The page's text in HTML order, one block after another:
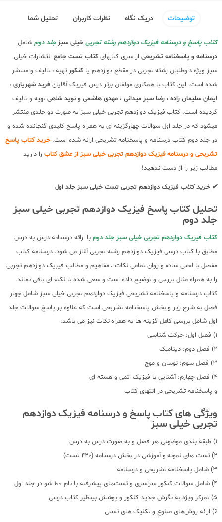
توضیحات دریک نگاه نظرات کاربران تحلیل شما
کتاب پاسخ و درسنامه فیزیک دوازدهم رشته تجربی خیلی سبز جلد دوم شامل
درسنامه و پاسخنامه تشریحی از سری کتابهای کتاب تست جامع انتشارات خیلی
سبز ویژه داوطلبان رشته تجربی در مقطع دوازدهم یا کنکور تهیه ، تالیف و منتشر
شده است. این کتاب با همکاری مولفان برتر درس فیزیک آقایان فرید شهریاری ،
ایمان سلیمان زاده ، رضا سبز میدانی ، مهدی هاشمی و نوید شاهی تهیه و تالیف
گردیده است. کتاب فیزیک دوازدهم تجربی خیلی سبز به صورت دو جلدی منتشر
میشود که در جلد اول سوالات چهارگزینه ای به همراه پاسخ کلیدی گنجانده شده و
در جلد دوم کتاب درسنامه و پاسخنامه تشریحی ارائه شده است. خرید کتاب پاسخ
تشریحی و درسنامه فیزیک دوازدهم تجربی خیلی سبز از عشق کتاب را دارید
مطالب زیر را از دست ندهید!
✔ خرید کتاب فیزیک دوازدهم تجربی تست خیلی سبز جلد اول
تحلیل کتاب پاسخ فیزیک دوازدهم تجربی خیلی سبز
جلد دوم
کتاب فیزیک دوازدهم تجربی خیلی سبز جلد دوم با ارائه درسنامه درس به درس
مطابق با کتاب درسی فیزیک دوازدهم رشته تجربی آغاز می شود. درسنامه کتاب
مفصل با لحنی ساده و روان تمامی نکات ، مفاهیم و مطالب فیزیک دوازدهم تجربی
را به همراه مثال بررسی و توضیح داده است و سعی شده تا نکته ای باقی نماند.
کتاب درسنامه و پاسخنامه تشریحی فیزیک دوازدهم تجربی خیلی سبز شامل چهار
فصل به شرح زیر و بخش پاسخنامه تشریحی است که علاوه بر پاسخ سوالات جلد
اول شامل بررسی کامل گزینه ها به همراه نکات نیز می باشد:
1) فصل اول: حرکت شناسی
2) فصل دوم: دینامیک
3) فصل سوم: نوسان و موج
4) فصل چهارم: آشنایی با فیزیک اتمی و هسته ای
و پاسخنامه تشریحی در انتهای کتاب
ویژگی های کتاب پاسخ و درسنامه فیزیک دوازدهم
تجربی خیلی سبز
1) طبقه بندی موضوعی هر فصل و به صورت درس به درس
2) تست های نمونه و آموزشی در بخش درسنامه (420 تست)
3) شامل پاسخنامه تشریحی و درسنامه
4) شامل سوالات کنکور سراسری و تست‌های پیشرفته با نام 100 شو در جلد اول
5) تمرکز ویژه به نگرش جدید کنکور و پوشش بینظیر کتاب درسی
6) ارائه روش‌های متنوع و تکنیک های تستی